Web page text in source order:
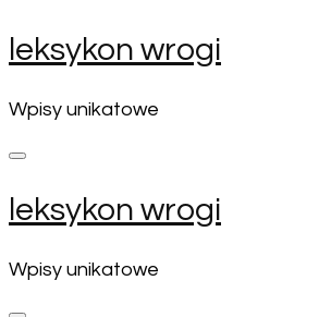
Skip
to
(Press
Enter)
leksykon wrogi
Wpisy unikatowe
leksykon wrogi
Wpisy unikatowe